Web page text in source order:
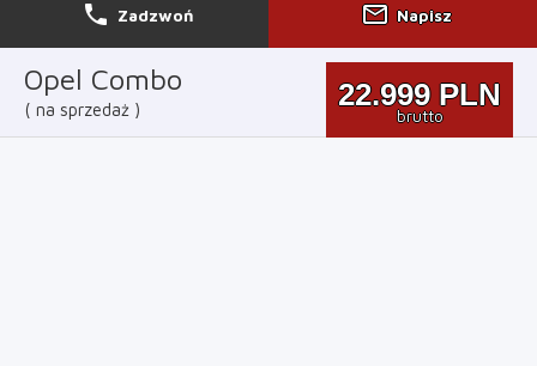
Opel Combo
na sprzedaż 22.999 PLN
brutto
phone Zadzwoń mail_outline Napisz